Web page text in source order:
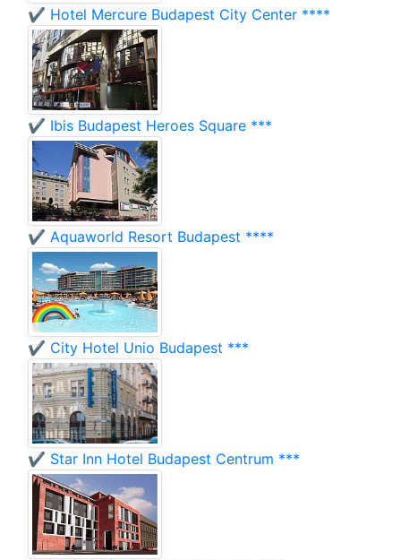
✔️ Hotel Mercure Budapest City Center ****
✔️ Ibis Budapest Heroes Square ***
✔️ Aquaworld Resort Budapest ****
✔️ City Hotel Unio Budapest ***
✔️ Star Inn Hotel Budapest Centrum ***